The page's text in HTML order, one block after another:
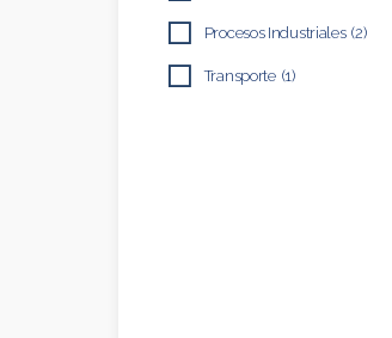
Procesos Industriales (2)
Transporte (1)